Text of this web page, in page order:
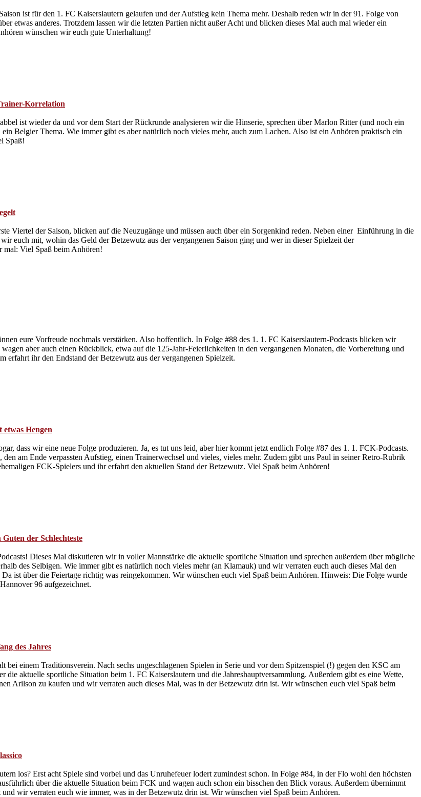
ist für den 1. FC Kaiserslautern gelaufen und der Aufstieg kein Thema mehr. Deshalb reden wir in der 91. Folge von
etwas anderes. Trotzdem lassen wir die letzten Partien nicht außer Acht und blicken dieses Mal auch mal wieder ein
wünschen wir euch gute Unterhaltung!
Korrelation
ist wieder da und vor dem Start der Rückrunde analysieren wir die Hinserie, sprechen über Marlon Ritter (und noch ein
ein Belgier Thema. Wie immer gibt es aber natürlich noch vieles mehr, auch zum Lachen. Also ist ein Anhören praktisch ein
Spaß!
Viertel der Saison, blicken auf die Neuzugänge und müssen auch über ein Sorgenkind reden. Neben einer Einführung in die
euch mit, wohin das Geld der Betzewutz aus der vergangenen Saison ging und wer in dieser Spielzeit der
mal: Viel Spaß beim Anhören!
eure Vorfreude nochmals verstärken. Also hoffentlich. In Folge #88 des 1. 1. FC Kaiserslautern-Podcasts blicken wir
aber auch einen Rückblick, etwa auf die 125-Jahr-Feierlichkeiten in den vergangenen Monaten, die Vorbereitung und
erfahrt ihr den Endstand der Betzewutz aus der vergangenen Spielzeit.
etwas Hengen
dass wir eine neue Folge produzieren. Ja, es tut uns leid, aber hier kommt jetzt endlich Folge #87 des 1. 1. FCK-Podcasts.
den am Ende verpassten Aufstieg, einen Trainerwechsel und vieles, vieles mehr. Zudem gibt uns Paul in seiner Retro-Rubrik
FCK-Spielers und ihr erfahrt den aktuellen Stand der Betzewutz. Viel Spaß beim Anhören!
der Schlechteste
Dieses Mal diskutieren wir in voller Mannstärke die aktuelle sportliche Situation und sprechen außerdem über mögliche
des Selbigen. Wie immer gibt es natürlich noch vieles mehr (an Klamauk) und wir verraten euch auch dieses Mal den
ist über die Feiertage richtig was reingekommen. Wir wünschen euch viel Spaß beim Anhören. Hinweis: Die Folge wurde
96 aufgezeichnet.
des Jahres
bei einem Traditionsverein. Nach sechs ungeschlagenen Spielen in Serie und vor dem Spitzenspiel (!) gegen den KSC am
die aktuelle sportliche Situation beim 1. FC Kaiserslautern und die Jahreshauptversammlung. Außerdem gibt es eine Wette,
Arilson zu kaufen und wir verraten auch dieses Mal, was in der Betzewutz drin ist. Wir wünschen euch viel Spaß beim
los? Erst acht Spiele sind vorbei und das Unruhefeuer lodert zumindest schon. In Folge #84, in der Flo wohl den höchsten
über die aktuelle Situation beim FCK und wagen auch schon ein bisschen den Blick voraus. Außerdem übernimmt
und wir verraten euch wie immer, was in der Betzewutz drin ist. Wir wünschen viel Spaß beim Anhören.